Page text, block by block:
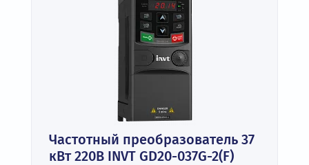
Частотный преобразователь 37
кВт 220В INVT GD20-037G-2(F)